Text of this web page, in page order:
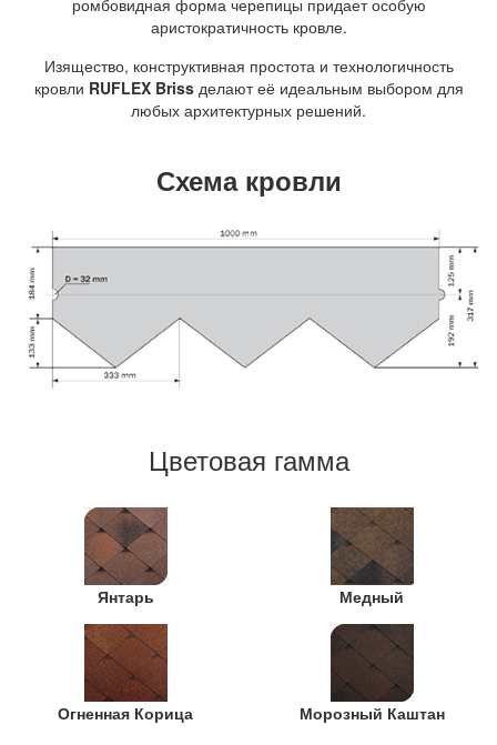
ромбовидная форма черепицы придает особую
аристократичность кровле.
Изящество, конструктивная простота и технологичность
кровли RUFLEX Brissделают её идеальным выбором для
любых архитектурных решений.
Схема кровли
Цветовая гамма
Янтарь Медный
Огненная Корица Морозный Каштан